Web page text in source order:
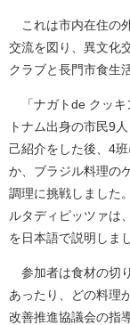
これは市内在住の
交流を図り、異文化
クラブと長門市食生
「ナガトde クッキ
トナム出身の市民9
己紹介をした後、4
か、ブラジル料理の
調理に挑戦しました
ルタディピッツァは
を日本語で説明しま
参加者は食材の切
あったり、どの料理
改善推進協議会の指